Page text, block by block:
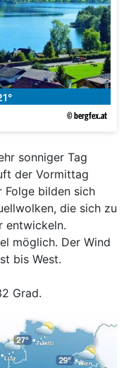
© bergfex.at
sonniger Tag
der Vormittag
Folge bilden sich
die sich zu
entwickeln.
möglich. Der Wind
bis West.
Grad.